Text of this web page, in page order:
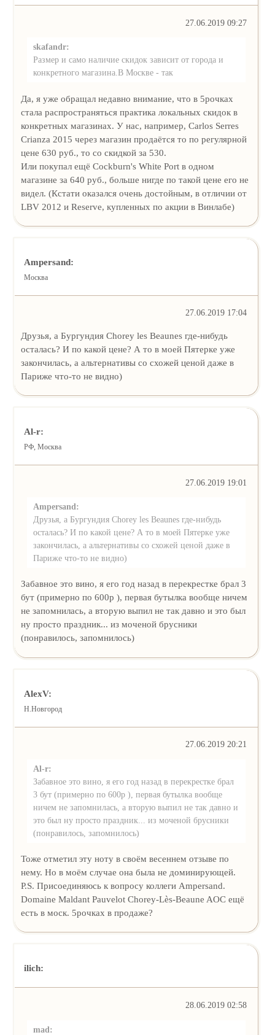
27.06.2019 09:27
skafandr:
Размер и само наличие скидок зависит от города и
конкретного магазина.В Москве - так
Да, я уже обращал недавно внимание, что в 5рочках
стала распространяться практика локальных скидок в
конкретных магазинах. У нас, например, Carlos Serres
Crianza 2015 через магазин продаётся то по регулярной
цене 630 руб., то со скидкой за 530.
Или покупал ещё Cockburn's White Port в одном
магазине за 640 руб., больше нигде по такой цене его не
видел. (Кстати оказался очень достойным, в отличии от
LBV 2012 и Reserve, купленных по акции в Винлабе)
Ampersand:
Москва
27.06.2019 17:04
Друзья, а Бургундия Chorey les Beaunes где-нибудь
осталась? И по какой цене? А то в моей Пятерке уже
закончилась, а альтернативы со схожей ценой даже в
Париже что-то не видно)
Al-r:
РФ, Москва
27.06.2019 19:01
Ampersand:
Друзья, а Бургундия Chorey les Beaunes где-нибудь
осталась? И по какой цене? А то в моей Пятерке уже
закончилась, а альтернативы со схожей ценой даже в
Париже что-то не видно)
Забавное это вино, я его год назад в перекрестке брал 3
бут (примерно по 600р ), первая бутылка вообще ничем
не запомнилась, а вторую выпил не так давно и это был
ну просто праздник... из моченой брусники
(понравилось, запомнилось)
AlexV:
Н.Новгород
27.06.2019 20:21
Al-r:
Забавное это вино, я его год назад в перекрестке брал
3 бут (примерно по 600р ), первая бутылка вообще
ничем не запомнилась, а вторую выпил не так давно и
это был ну просто праздник... из моченой брусники
(понравилось, запомнилось)
Тоже отметил эту ноту в своём весеннем отзыве по
нему. Но в моём случае она была не доминирующей.
P.S. Присоединяюсь к вопросу коллеги Ampersand.
Domaine Maldant Pauvelot Chorey-Lès-Beaune AOC ещё
есть в моск. 5рочках в продаже?
ilich:
28.06.2019 02:58
mad: